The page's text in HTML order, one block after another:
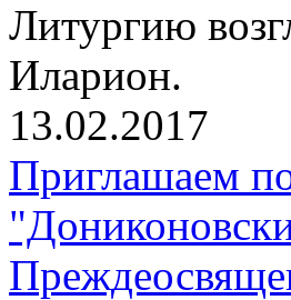
Литургию
Иларион.
13.02.2017
Приглашаем